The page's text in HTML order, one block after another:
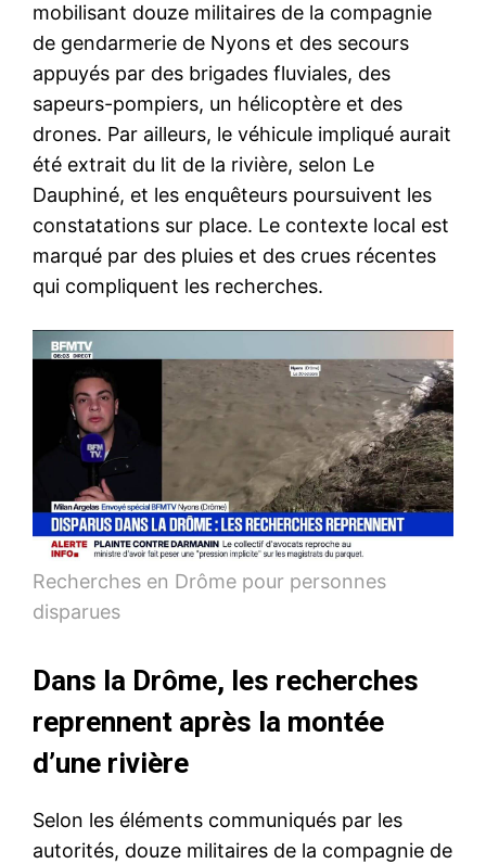
mobilisant douze militaires de la compagnie
de gendarmerie de Nyons et des secours
appuyés par des brigades fluviales, des
sapeurs-pompiers, un hélicoptère et des
drones. Par ailleurs, le véhicule impliqué aurait
été extrait du lit de la rivière, selon Le
Dauphiné, et les enquêteurs poursuivent les
constatations sur place. Le contexte local est
marqué par des pluies et des crues récentes
qui compliquent les recherches.
Recherches en Drôme pour personnes
disparues
Dans la Drôme, les recherches
reprennent après la montée
d’une rivière
Selon les éléments communiqués par les
autorités, douze militaires de la compagnie de